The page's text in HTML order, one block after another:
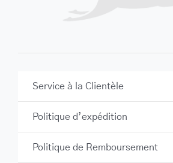
Service à la Clientèle
Politique d’expédition
Politique de Remboursement